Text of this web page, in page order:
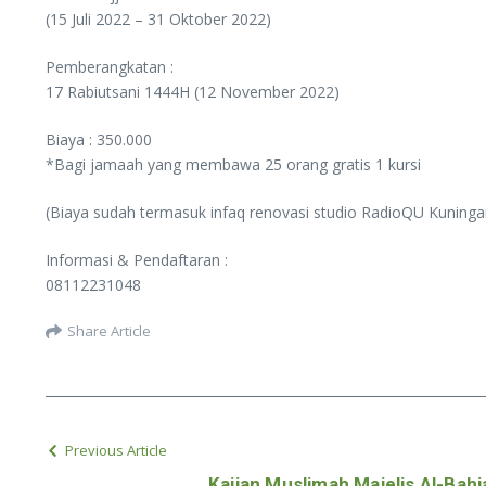
(15 Juli 2022 – 31 Oktober 2022)
Pemberangkatan :
17 Rabiutsani 1444H (12 November 2022)
Biaya : 350.000
*Bagi jamaah yang membawa 25 orang gratis 1 kursi
(Biaya sudah termasuk infaq renovasi studio RadioQU
Informasi & Pendaftaran :
08112231048
Share Article
Previous Article